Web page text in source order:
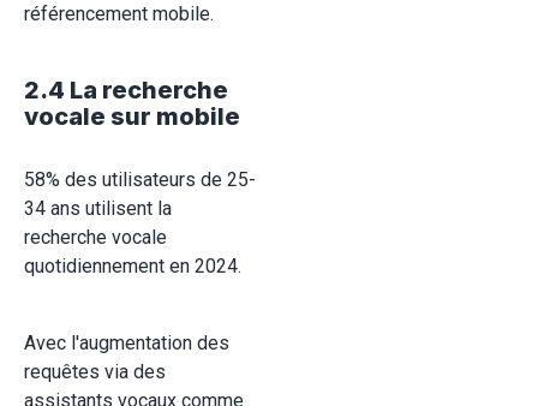
référencement mobile.
2.4 La recherche
vocale sur mobile
58% des utilisateurs de 25-
34 ans utilisent la
recherche vocale
quotidiennement en 2024.
Avec l'augmentation des
requêtes via des
assistants vocaux comme